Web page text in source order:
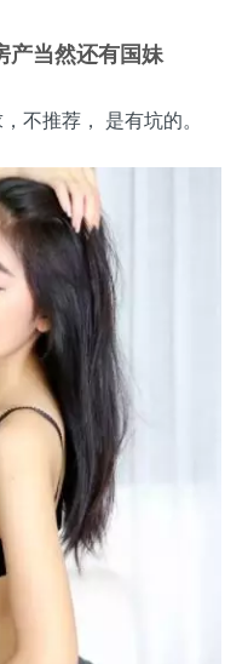
产当然还有国妹
不推荐， 是有坑的。